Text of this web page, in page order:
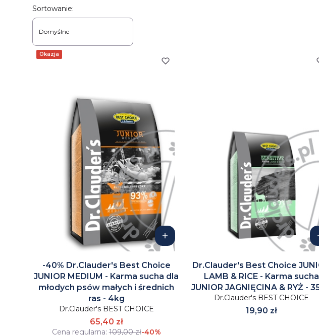
Lista produktów
Sortowanie:
Domyślne
Okazja
-40% Dr.Clauder's Best Choice
JUNIOR MEDIUM - Karma sucha dla
młodych psów małych i średnich
ras - 4kg
Dr.Clauder's BEST CHOICE
65,40 zł
Cena regularna: 109,00 zł-40%
Dr.Clauder's Best Choice
LAMB & RICE - Karma sucha
JUNIOR JAGNIĘCINA & RYŻ -
Dr.Clauder's BEST CHOICE
Cena
19,90 zł